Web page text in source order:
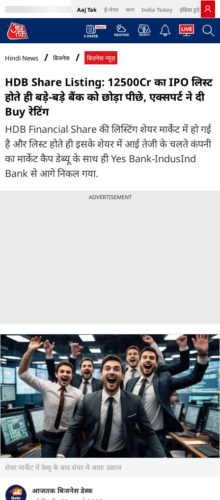
Aaj Tak ई-पेपर বাংলা India Today इंडिया टुडे हिंदी
MumbaiTak Cosmopolitan Harper's Bazaar Northeast
Hindi News बिजनेस बिज़नेस न्यूज़
HDB Share Listing: 12500Cr का IPO लिस्ट
होते ही बड़े-बड़े बैंक को छोड़ा पीछे, एक्सपर्ट ने दी
Buy रेटिंग
HDB Financial Share की लिस्टिंग शेयर मार्केट में हो गई
है और लिस्ट होते ही इसके शेयर में आई तेजी के चलते कंपनी
का मार्केट कैप डेब्यू के साथ ही Yes Bank-IndusInd
Bank से आगे निकल गया.
ADVERTISEMENT
शेयर मार्केट में डेब्यू के बाद शेयर में आया उछाल
आजतक बिजनेस डेस्क